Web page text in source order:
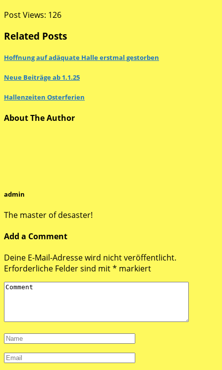
Post Views: 126
Related Posts
Hoffnung auf adäquate Halle erstmal gestorben
Neue Beiträge ab 1.1.25
Hallenzeiten Osterferien
About The Author
admin
The master of desaster!
Add a Comment
Deine E-Mail-Adresse wird nicht veröffentlicht.
Erforderliche Felder sind mit* markiert